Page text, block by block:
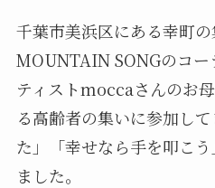
千葉市美浜区にある幸町の
MOUNTAIN SONGのコー
ティストmoccaさんのお
る高齢者の集いに参加し
た」「幸せなら手を叩こ
ました。